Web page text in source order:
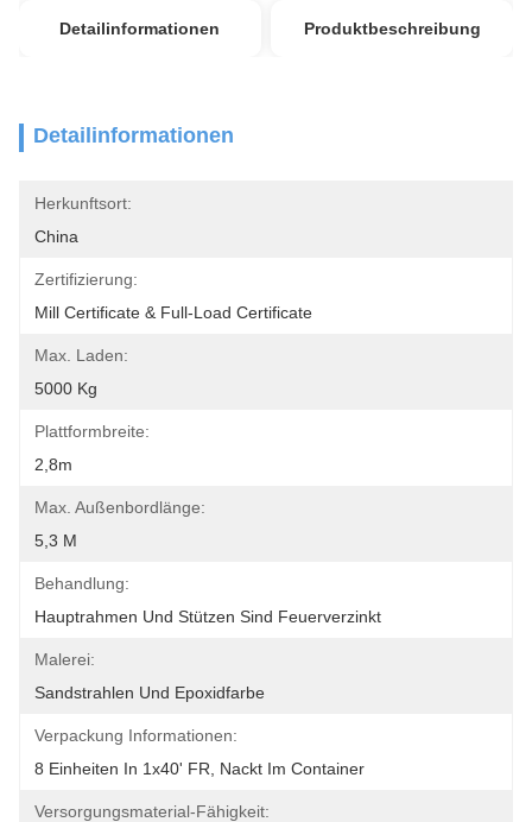
Detailinformationen Produktbeschreibung
Detailinformationen
Herkunftsort:
China
Zertifizierung:
Mill Certificate & Full-Load Certificate
Max. Laden:
5000 Kg
Plattformbreite:
2,8m
Max. Außenbordlänge:
5,3 M
Behandlung:
Hauptrahmen Und Stützen Sind Feuerverzinkt
Malerei:
Sandstrahlen Und Epoxidfarbe
Verpackung Informationen:
8 Einheiten In 1x40' FR, Nackt Im Container
Versorgungsmaterial-Fähigkeit: